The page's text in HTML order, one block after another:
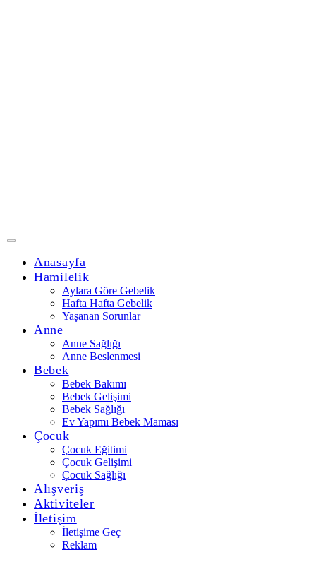
Anasayfa
Hamilelik
Aylara Göre Gebelik
Hafta Hafta Gebelik
Yaşanan Sorunlar
Anne
Anne Sağlığı
Anne Beslenmesi
Bebek
Bebek Bakımı
Bebek Gelişimi
Bebek Sağlığı
Ev Yapımı Bebek Maması
Çocuk
Çocuk Eğitimi
Çocuk Gelişimi
Çocuk Sağlığı
Alışveriş
Aktiviteler
İletişim
İletişime Geç
Reklam